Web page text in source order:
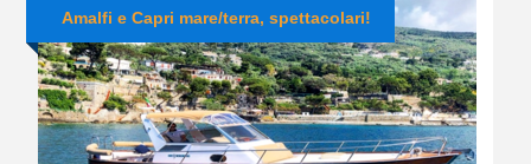
Amalfi e Capri mare/terra, spettacolari!